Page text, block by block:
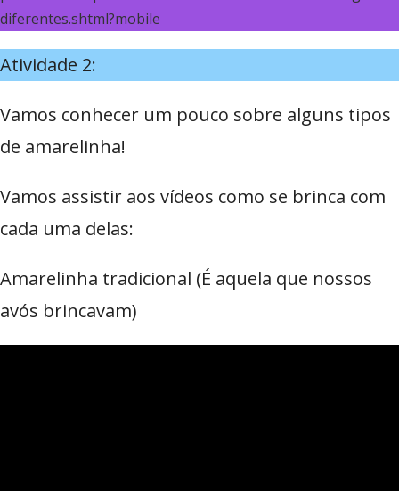
diferentes.shtml?mobile
Atividade 2:
Vamos conhecer um pouco sobre alguns tipos
de amarelinha!
Vamos assistir aos vídeos como se brinca com
cada uma delas:
Amarelinha tradicional (É aquela que nossos
avós brincavam)